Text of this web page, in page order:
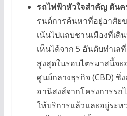
รถไฟฟ้าหัวใจสำคัญ ดัน
รนด์การค้นหาที่อยู่อาศัย
เน้นไปแถบชานเมืองที่เดิ
เห็นได้จาก 5 อันดับทำเ
สูงสุดในรอบไตรมาสนี้จ
ศูนย์กลางธุรกิจ (CBD) ซึ่
อานิสงส์จากโครงการรถ
ให้บริการแล้วและอยู่ระห